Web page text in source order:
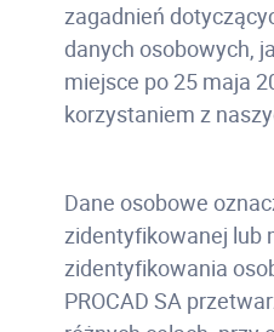
zagadnień
danych osobowych,
miejsce po 25 maja
korzystaniem z
Dane osobowe
zidentyfikowanej lub
zidentyfikowania
PROCAD SA